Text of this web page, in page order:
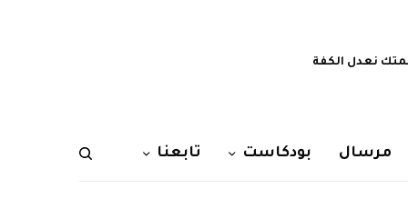
نعدل الكفة
مرسال بودكاست تابعنا